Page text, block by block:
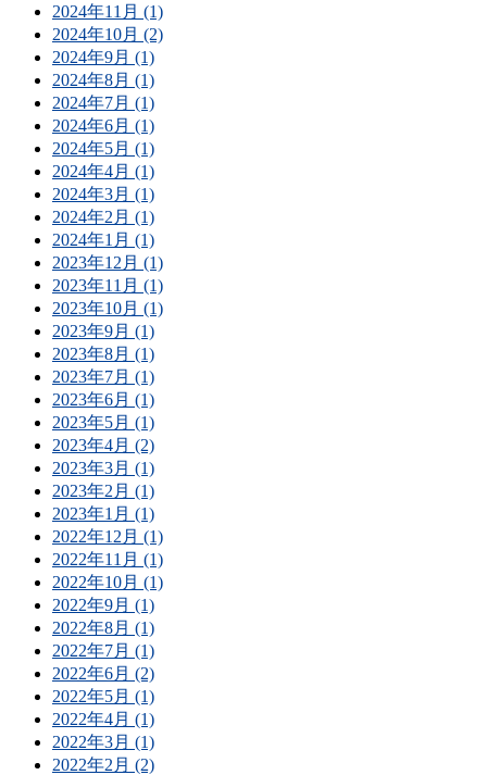
2024年11月 (1)
2024年10月 (2)
2024年9月 (1)
2024年8月 (1)
2024年7月 (1)
2024年6月 (1)
2024年5月 (1)
2024年4月 (1)
2024年3月 (1)
2024年2月 (1)
2024年1月 (1)
2023年12月 (1)
2023年11月 (1)
2023年10月 (1)
2023年9月 (1)
2023年8月 (1)
2023年7月 (1)
2023年6月 (1)
2023年5月 (1)
2023年4月 (2)
2023年3月 (1)
2023年2月 (1)
2023年1月 (1)
2022年12月 (1)
2022年11月 (1)
2022年10月 (1)
2022年9月 (1)
2022年8月 (1)
2022年7月 (1)
2022年6月 (2)
2022年5月 (1)
2022年4月 (1)
2022年3月 (1)
2022年2月 (2)